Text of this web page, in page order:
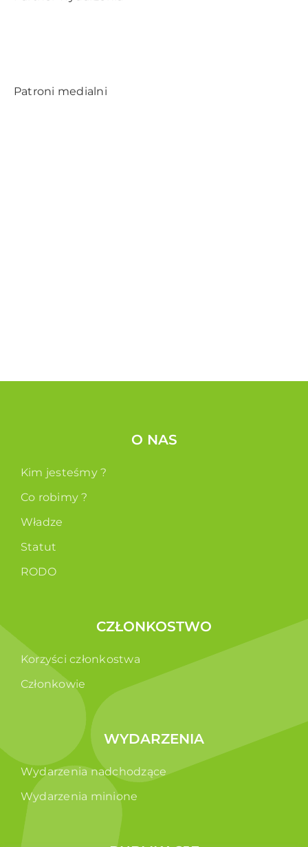
Patroni medialni
O NAS
Kim jesteśmy ?
Co robimy ?
Władze
Statut
RODO
CZŁONKOSTWO
Korzyści członkostwa
Członkowie
WYDARZENIA
Wydarzenia nadchodzące
Wydarzenia minione